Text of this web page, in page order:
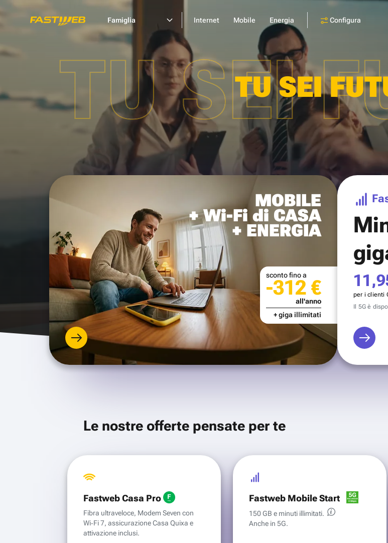
Famiglia Internet Mobile Energia Configura
TU SEI
TU SEI
MOBILE
+ Wi-Fi di CASA
+ ENERGIA
sconto fino a
-312 €
all'anno
+ giga illimitati
per i clienti
Il 5G è
Le nostre offerte pensate per te
Fastweb Casa Pro
Fibra ultraveloce, Modem Seven con
Wi‑Fi 7, assicurazione Casa Quixa e
attivazione inclusi.
Fastweb Mobile Start
150 GB e minuti illimitati.
Anche in 5G.